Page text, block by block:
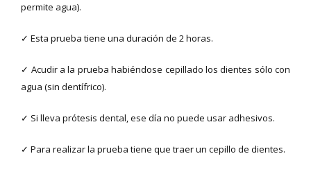
permite agua).
✓ Esta prueba tiene una duración de 2 horas.
✓ Acudir a la prueba habiéndose cepillado los dientes sólo con
agua (sin dentífrico).
✓ Si lleva prótesis dental, ese día no puede usar adhesivos.
✓ Para realizar la prueba tiene que traer un cepillo de dientes.